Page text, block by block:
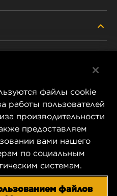
файлы cookie
работы пользователей
производительности
предоставляем
вами нашего
по социальным
системам.
файлов